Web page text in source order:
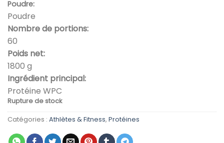
était :
Poudre:
Poudre
Nombre de portions:
60
Poids net:
1800 g
Ingrédient principal:
Protéine WPC
Rupture de stock
Catégories : Athlètes & Fitness, Protéines